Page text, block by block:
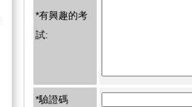
*有興趣的考
試:
*驗證碼